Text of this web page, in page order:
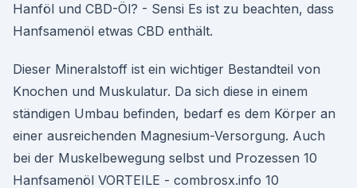
Hanföl und CBD-Öl? - Sensi Es ist zu beachten, dass
Hanfsamenöl etwas CBD enthält.
Dieser Mineralstoff ist ein wichtiger Bestandteil von
Knochen und Muskulatur. Da sich diese in einem
ständigen Umbau befinden, bedarf es dem Körper an
einer ausreichenden Magnesium-Versorgung. Auch
bei der Muskelbewegung selbst und Prozessen 10
Hanfsamenöl VORTEILE - combrosx.info 10